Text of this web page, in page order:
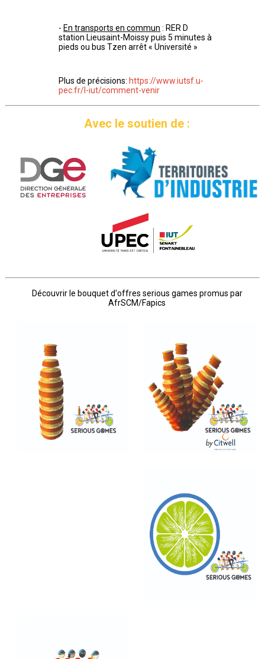
- En transports en commun : RER D
station Lieusaint-Moissy puis 5 minutes à
pieds ou bus Tzen arrêt « Université »
Plus de précisions: https://www.iutsf.u-
pec.fr/l-iut/comment-venir
Avec le soutien de :
Découvrir le bouquet d'offres serious games promus par
AfrSCM/Fapics